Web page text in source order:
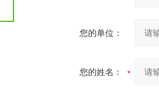
您的单位：
您的姓名：